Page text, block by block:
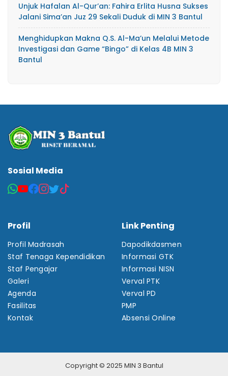
Unjuk Hafalan Al-Qur’an: Fahira Erlita Husna Sukses
Jalani Sima’an Juz 29 Sekali Duduk di MIN 3 Bantul
Menghidupkan Makna Q.S. Al-Ma’un Melalui Metode
Investigasi dan Game “Bingo” di Kelas 4B MIN 3
Bantul
Sosial Media
Profil
Profil Madrasah
Staf Tenaga Kependidikan
Staf Pengajar
Galeri
Agenda
Fasilitas
Kontak
Link Penting
Dapodikdasmen
Informasi GTK
Informasi NISN
Verval PTK
Verval PD
PMP
Absensi Online
Copyright © 2025 MIN 3 Bantul